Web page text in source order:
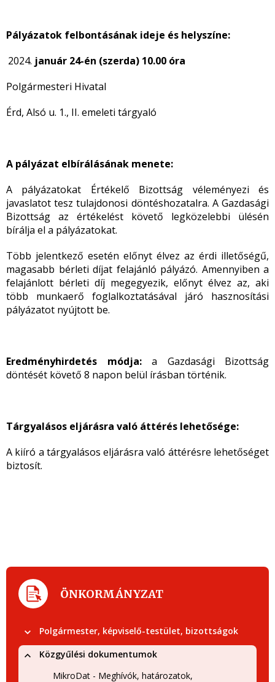
Pályázatok felbontásának ideje és helyszíne:
január 24-én (szerda) 10.00 óra
Polgármesteri Hivatal
Érd, Alsó u. 1., II. emeleti tárgyaló
A pályázat elbírálásának menete:
A pályázatokat Értékelő Bizottság véleményezi és
javaslatot tesz tulajdonosi döntéshozatalra. A Gazdasági
Bizottság az értékelést követő legközelebbi ülésén
bírálja el a pályázatokat.
Több jelentkező esetén előnyt élvez az érdi illetőségű,
magasabb bérleti díjat felajánló pályázó. Amennyiben a
felajánlott bérleti díj megegyezik, előnyt élvez az, aki
több munkaerő foglalkoztatásával járó hasznosítási
pályázatot nyújtott be.
Eredményhirdetés módja:a Gazdasági Bizottság
döntését követő 8 napon belül írásban történik.
Tárgyalásos eljárásra való áttérés lehetősége:
A kiíró a tárgyalásos eljárásra való áttérésre lehetőséget
biztosít.
ÖNKORMÁNYZAT
Polgármester, képviselő-testület, bizottságok
Közgyűlési dokumentumok
MikroDat - Meghívók, határozatok,